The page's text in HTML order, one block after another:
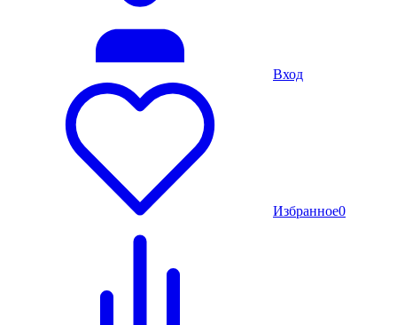
Вход
Избранное0